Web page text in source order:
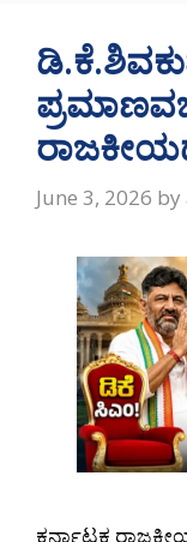
June 3, 2026 by
ಕರ್ನಾಟಕ